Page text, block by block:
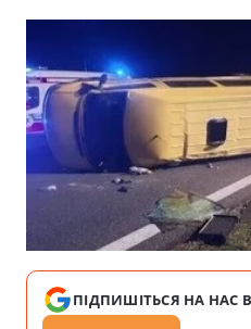
ПІДПИШІТЬСЯ НА НАС В